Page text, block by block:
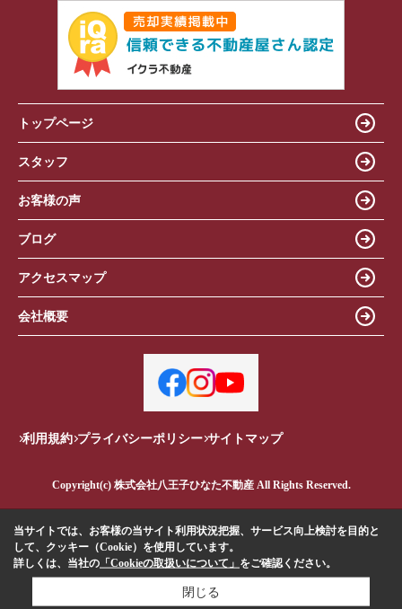
トップページ
スタッフ
お客様の声
ブログ
アクセスマップ
会社概要
利用規約 プライバシーポリシー サイトマップ
Copyright(c) 株式会社八王子ひなた不動産 All Rights Reserved.
当サイトでは、お客様の当サイト利用状況把握、サービス向上検討を目的と
して、クッキー（Cookie）を使用しています。
詳しくは、当社の 「Cookieの取扱いについて」 をご確認ください。
閉じる